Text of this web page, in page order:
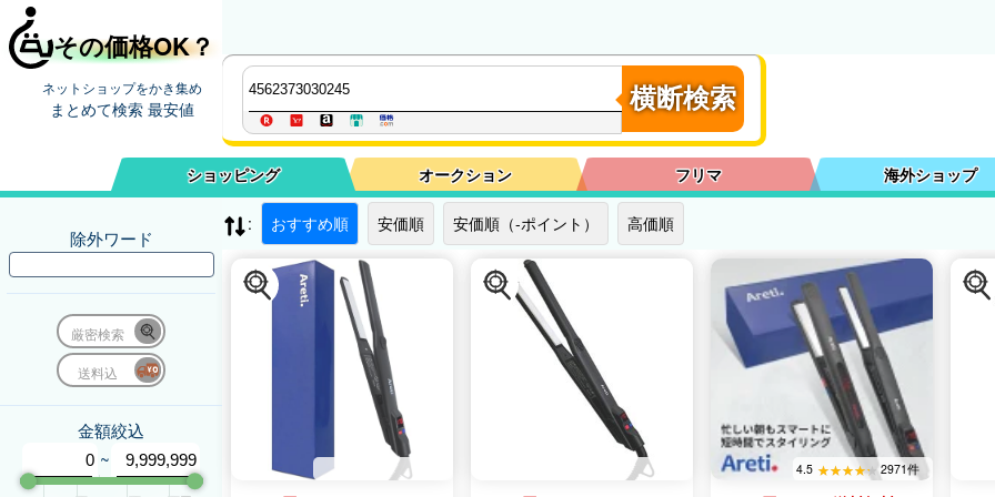
その価格OK？
ネットショップをかき集め
まとめて検索 最安値 横断検索
ショッピング オークション フリマ 海外ショップ
除外ワード
厳密検索
送料込
金額絞込
~
: おすすめ順 安価順 安価順（-ポイント） 高価順
4.5 2971件